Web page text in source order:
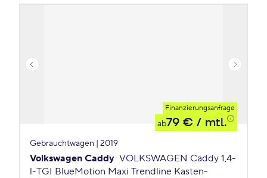
Finanzierungsanfrage
ab79 € / mtl.
Gebrauchtwagen | 2019
Volkswagen Caddy VOLKSWAGEN Caddy 1,4-
l-TGI BlueMotion Maxi Trendline Kasten-